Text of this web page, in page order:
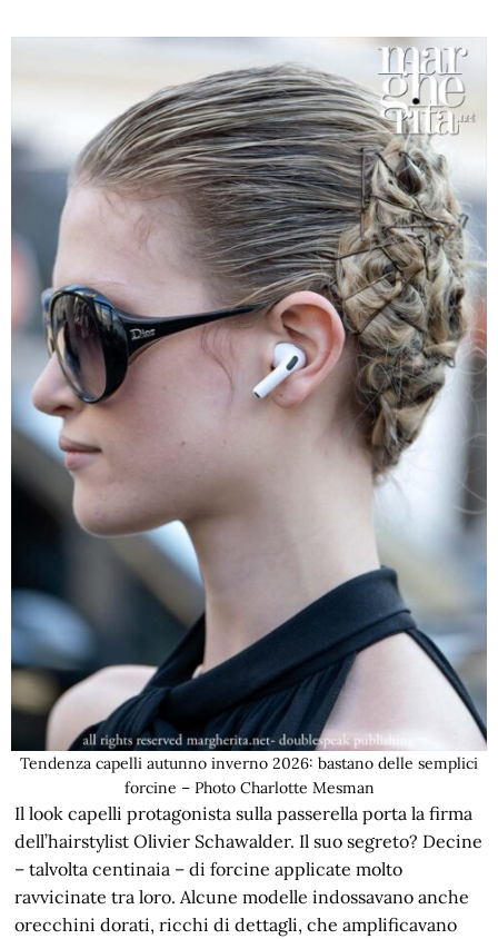
Tendenza capelli autunno inverno 2026: bastano delle semplici
forcine – Photo Charlotte Mesman
Il look capelli protagonista sulla passerella porta la firma
dell’hairstylist Olivier Schawalder. Il suo segreto? Decine
– talvolta centinaia – di forcine applicate molto
ravvicinate tra loro. Alcune modelle indossavano anche
orecchini dorati, ricchi di dettagli, che amplificavano